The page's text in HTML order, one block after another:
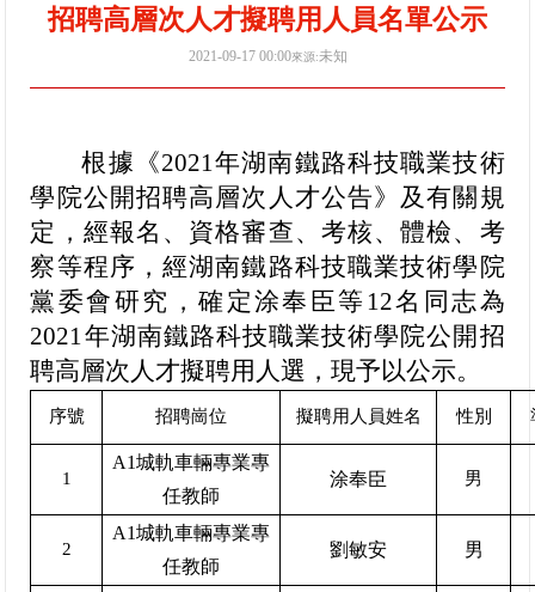
招聘高層次人才擬聘用人員名單公示
2021-09-17 00:00來源:未知
根據《2021年湖南鐵路科技職業技術
學院公開招聘高層次人才公告》及有關規
定，經報名、資格審查、考核、體檢、考
察等程序，經湖南鐵路科技職業技術學院
黨委會研究，確定涂奉臣等12名同志為
2021年湖南鐵路科技職業技術學院公開招
聘高層次人才擬聘用人選，現予以公示。
序號 招聘崗位 擬聘用人員姓名 性別
1
A1城軌車輛專業專
任教師
涂奉臣 男
2
A1城軌車輛專業專
任教師
劉敏安 男